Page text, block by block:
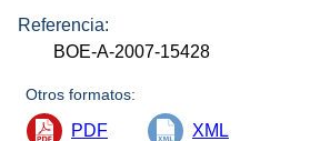
Referencia:
BOE-A-2007-15428
Otros formatos:
PDF XML